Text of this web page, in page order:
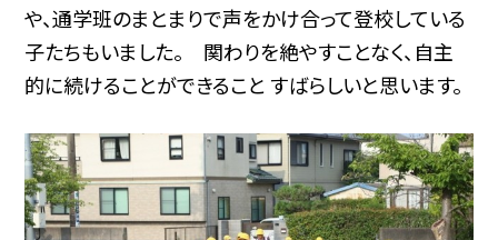
や、通学班のまとまりで声をかけ合って登校している
子たちもいました。 関わりを絶やすことなく、自主
的に続けることができること すばらしいと思います。